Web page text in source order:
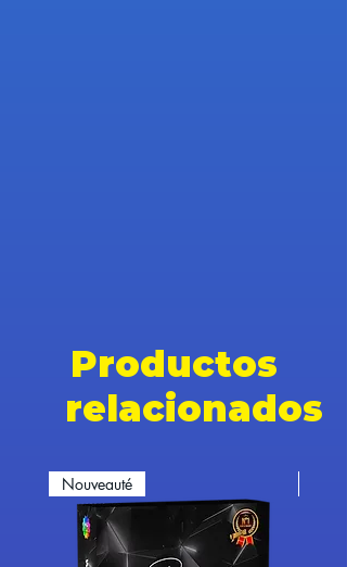
Productos
relacionados
Nouveauté